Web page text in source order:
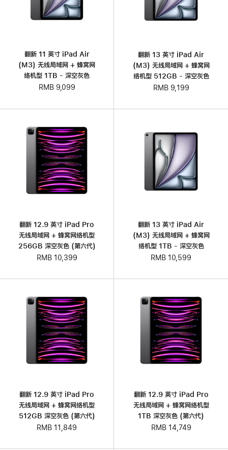
翻新 11 英寸 iPad Air
(M3) 无线局域网 + 蜂窝网
络机型 1TB - 深空灰色
RMB 9,099
翻新 13 英寸 iPad Air
(M3) 无线局域网 + 蜂窝网
络机型 512GB - 深空灰色
RMB 9,199
翻新 12.9 英寸 iPad Pro
无线局域网 + 蜂窝网络机型
256GB 深空灰色 (第六代)
RMB 10,399
翻新 13 英寸 iPad Air
(M3) 无线局域网 + 蜂窝网
络机型 1TB - 深空灰色
RMB 10,599
翻新 12.9 英寸 iPad Pro
无线局域网 + 蜂窝网络机型
512GB 深空灰色 (第六代)
RMB 11,849
翻新 12.9 英寸 iPad Pro
无线局域网 + 蜂窝网络机型
1TB 深空灰色 (第六代)
RMB 14,749